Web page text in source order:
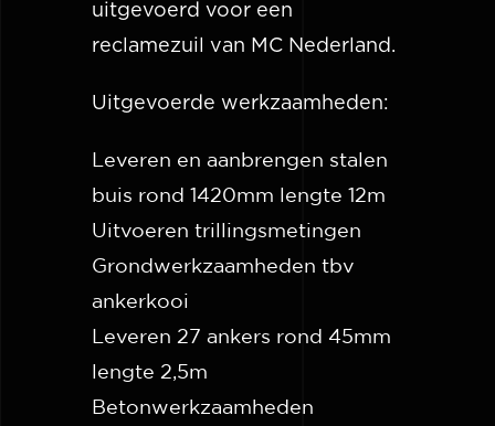
uitgevoerd voor een
reclamezuil van MC Nederland.
Uitgevoerde werkzaamheden:
Leveren en aanbrengen stalen
buis rond 1420mm lengte 12m
Uitvoeren trillingsmetingen
Grondwerkzaamheden tbv
ankerkooi
Leveren 27 ankers rond 45mm
lengte 2,5m
Betonwerkzaamheden